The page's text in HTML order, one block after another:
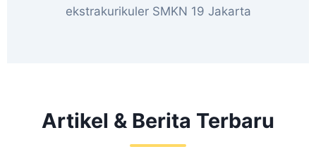
ekstrakurikuler SMKN 19 Jakarta
Artikel & Berita Terbaru